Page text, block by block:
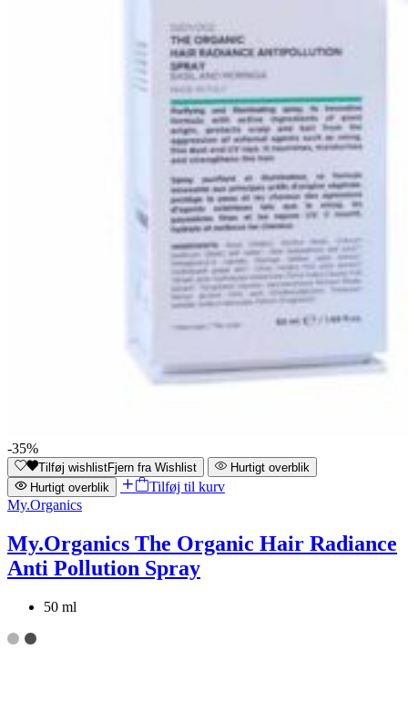
-35%
Tilføj wishlistFjern fra Wishlist
Hurtigt overblik
Hurtigt overblik
Tilføj til kurv
My.Organics
My.Organics The Organic Hair Radiance
Anti Pollution Spray
50 ml